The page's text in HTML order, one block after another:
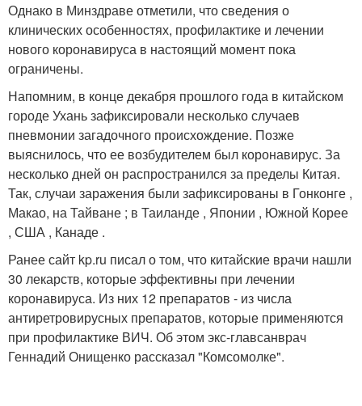
Однако в Минздраве отметили, что сведения о
клинических особенностях, профилактике и лечении
нового коронавируса в настоящий момент пока
ограничены.
Напомним, в конце декабря прошлого года в китайском
городе Ухань зафиксировали несколько случаев
пневмонии загадочного происхождение. Позже
выяснилось, что ее возбудителем был коронавирус. За
несколько дней он распространился за пределы Китая.
Так, случаи заражения были зафиксированы в Гонконге ,
Макао, на Тайване ; в Таиланде , Японии , Южной Корее
, США , Канаде .
Ранее сайт kp.ru писал о том, что китайские врачи нашли
30 лекарств, которые эффективны при лечении
коронавируса. Из них 12 препаратов - из числа
антиретровирусных препаратов, которые применяются
при профилактике ВИЧ. Об этом экс-главсанврач
Геннадий Онищенко рассказал "Комсомолке".